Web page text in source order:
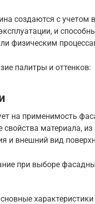
создаются с учетом
и
физическим
палитры и оттенков:
на применимость
свойства материала,
и внешний вид
при выборе